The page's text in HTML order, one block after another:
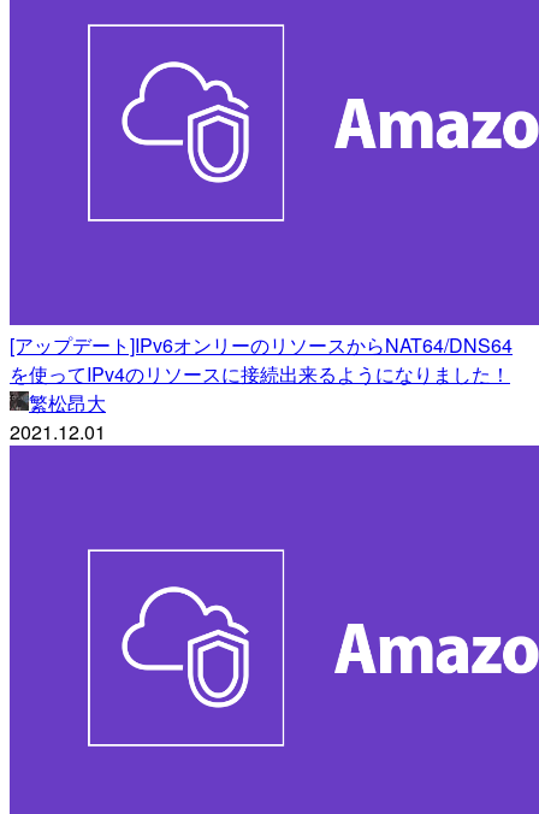
[アップデート]IPv6オンリーのリソースからNAT64/DNS64
を使ってIPv4のリソースに接続出来るようになりました！
繁松昂大
2021.12.01